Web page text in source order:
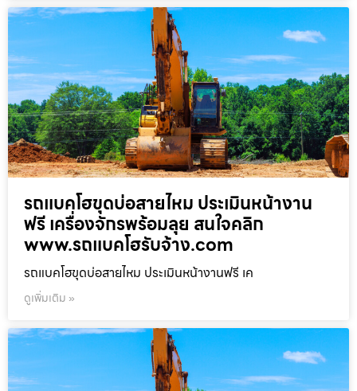
รถแบคโฮขุดบ่อสายไหม ประเมินหน้างาน
ฟรี เครื่องจักรพร้อมลุย สนใจคลิก
www.รถแบคโฮรับจ้าง.com
รถแบคโฮขุดบ่อสายไหม ประเมินหน้างานฟรี เค
ดูเพิ่มเติม »